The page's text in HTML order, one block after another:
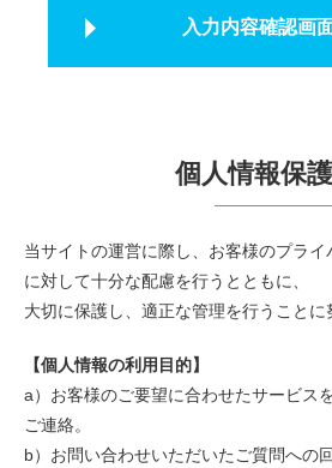
個人情報保
当サイトの運営に際し、お客様のプラ
に対して十分な配慮を行うとともに、
大切に保護し、適正な管理を行うことに
【個人情報の利用目的】
a）お客様のご要望に合わせたサービス
ご連絡。
b）お問い合わせいただいたご質問への